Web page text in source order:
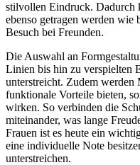
stilvollen Eindruck. Dadurch
ebenso getragen werden wie
Besuch bei Freunden.
Die Auswahl an
Linien bis hin zu verspielten
unterstreicht. Zudem
funktionale Vorteile bieten,
wirken. So verbinden die
miteinander, was lange
Frauen ist es heute ein
eine individuelle Note
unterstreichen.